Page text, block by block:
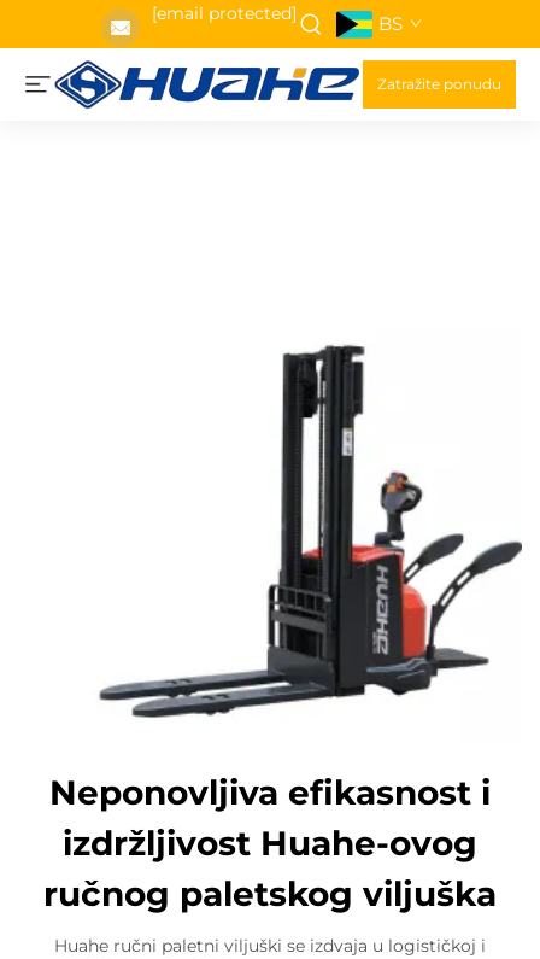
[email protected] BS
Zatražite ponudu
Neponovljiva efikasnost i
izdržljivost Huahe-ovog
ručnog paletskog viljuška
Huahe ručni paletni viljuški se izdvaja u logističkoj i